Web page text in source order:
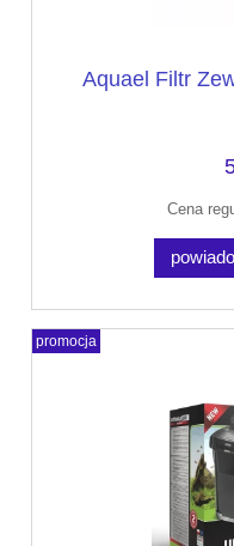
Aquael Filtr
Cena
promocja